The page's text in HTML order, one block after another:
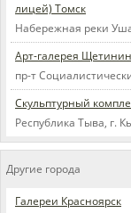
лицей) Томск
Набережная реки
Арт-галерея
пр-т
Скульптурный
Республика Тыва, г.
Другие города
Галереи Красноярск